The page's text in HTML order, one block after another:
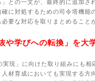
との一文が、最終的に追加さ
に対処するための司令塔機能
要な対応を取りまとめること
学びへの転換」を大
現」に向けた取り組みにも相
材育成においても実現する方